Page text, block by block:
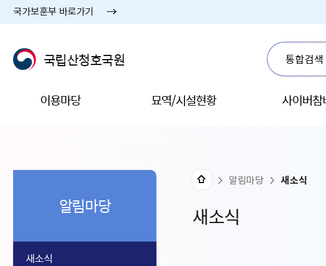
국가보훈부 바로가기
국립산청호국원
이용마당 묘역/시설현황 사이버참
새소식
알림마당 새소식
알림마당
새소식